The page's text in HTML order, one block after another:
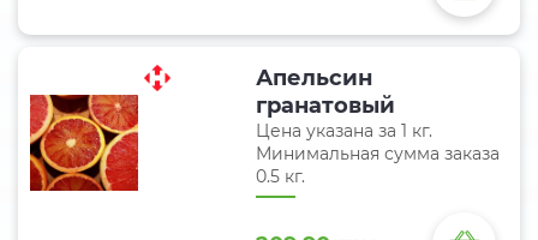
Апельсин
гранатовый
Цена указана за 1 кг.
Минимальная сумма заказа
0.5 кг.